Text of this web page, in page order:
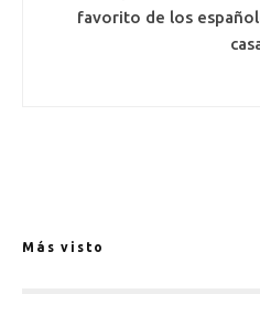
favorito de los
Más visto